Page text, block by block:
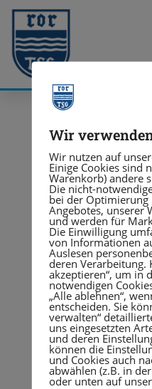
Wir
Wir nutzen auf
Einige Cookies sind
Warenkorb) andere
Die nicht-
bei der Optimierung
Angebotes, unserer
und werden für
Die Einwilligung
von Informationen
Auslesen
deren Verarbeitung.
akzeptieren“, um in
notwendigen
„Alle ablehnen“,
entscheiden. Sie
verwalten“
uns eingesetzten
und deren
können die
und Cookies auch
abwählen (z.B. in
oder unten auf